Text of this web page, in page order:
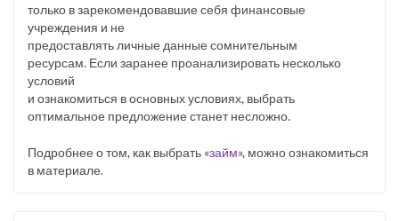
только в зарекомендовавшие себя финансовые
учреждения и не
предоставлять личные данные сомнительным
ресурсам. Если заранее проанализировать несколько
условий
и ознакомиться в основных условиях, выбрать
оптимальное предложение станет несложно.
Подробнее о том, как выбрать «займ», можно ознакомиться
в материале.